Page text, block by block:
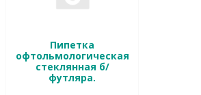
Пипетка
офтольмологическая
стеклянная б/
футляра.